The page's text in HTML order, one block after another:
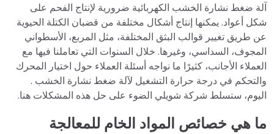
آلة ضغط نشارة الخشب الكهربائية ضرورية لإنتاج الفحم على
شكل أعواد. يمكنها إنتاج أشكال مختلفة من قضبان الكتلة الحيوية
عن طريق تغيير قوالب البثق المختلفة، مثل المربع، الأسطواني
المجوف، السداسي، وغيرها. خلال السنوات التي تعاملنا فيها مع
العملاء الأجانب، كثيرًا ما نواجه أسئلة العملاء حول اختيار المحرك
والتحكم في درجة حرارة التشغيل لآلة ضغط نشارة الخشب .
اليوم، ستسلط شركة شويلي الضوء على حل هذه المشكلات هنا.
ما هي خصائص المواد الخام للمعالجة